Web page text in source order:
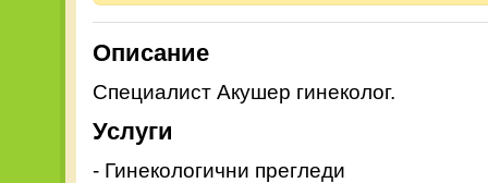
Описание
Специалист Акушер гинеколог.
Услуги
- Гинекологични прегледи